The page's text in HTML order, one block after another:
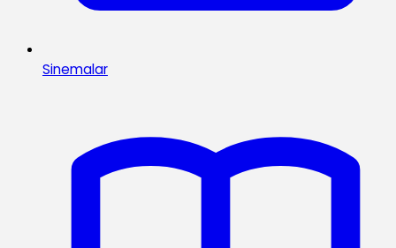
Sinemalar